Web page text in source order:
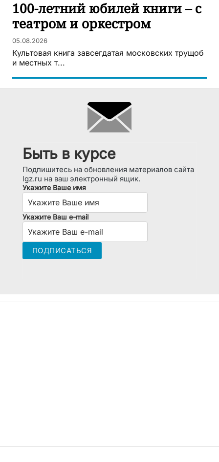
100-летний юбилей книги – с
театром и оркестром
05.08.2026
Культовая книга завсегдатая московских трущоб
и местных т...
Быть в курсе
Подпишитесь на обновления материалов сайта
lgz.ru на ваш электронный ящик.
Укажите Ваше имя
Укажите Ваш e-mail